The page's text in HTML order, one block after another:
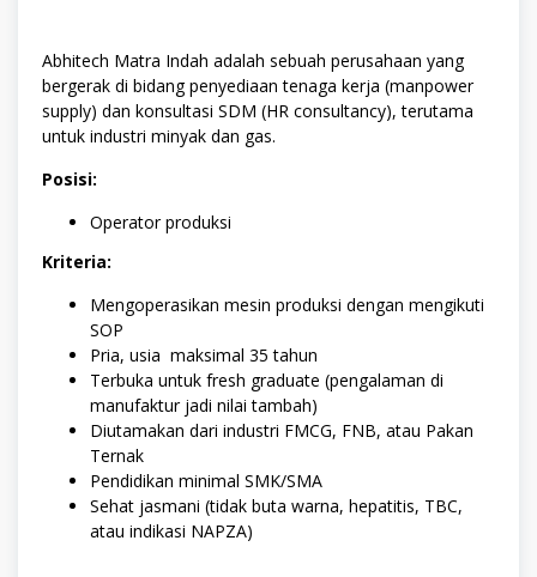
Abhitech Matra Indah adalah sebuah perusahaan yang
bergerak di bidang penyediaan tenaga kerja (manpower
supply) dan konsultasi SDM (HR consultancy), terutama
untuk industri minyak dan gas.
Posisi:
Operator produksi
Kriteria:
Mengoperasikan mesin produksi dengan mengikuti
SOP
Pria, usia maksimal 35 tahun
Terbuka untuk fresh graduate (pengalaman di
manufaktur jadi nilai tambah)
Diutamakan dari industri FMCG, FNB, atau Pakan
Ternak
Pendidikan minimal SMK/SMA
Sehat jasmani (tidak buta warna, hepatitis, TBC,
atau indikasi NAPZA)